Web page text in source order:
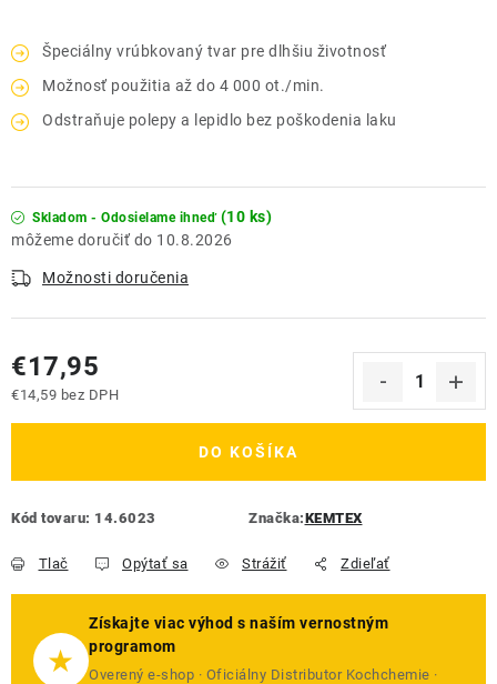
Špeciálny vrúbkovaný tvar pre dlhšiu životnosť
Možnosť použitia až do 4 000 ot./min.
Odstraňuje polepy a lepidlo bez poškodenia laku
Skladom - Odosielame ihneď (10 ks)
10.8.2026
Možnosti doručenia
€17,95
€14,59 bez DPH
DO KOŠÍKA
Kód tovaru: 14.6023 Značka:KEMTEX
Tlač Opýtať sa Strážiť Zdieľať
★
Získajte viac výhod s naším vernostným
programom
Overený e-shop · Oficiálny Distributor Kochchemie ·